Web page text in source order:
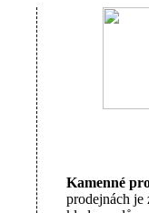
Kamenné
prodejnách je